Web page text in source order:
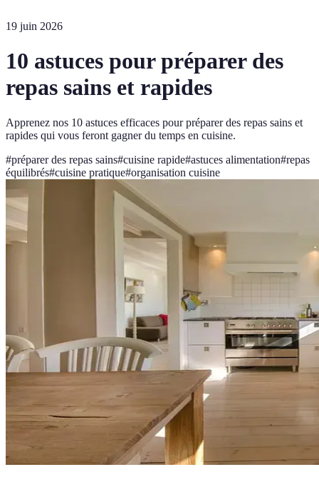
19 juin 2026
10 astuces pour préparer des
repas sains et rapides
Apprenez nos 10 astuces efficaces pour préparer des repas sains et
rapides qui vous feront gagner du temps en cuisine.
#préparer des repas sains#cuisine rapide#astuces alimentation#repas
équilibrés#cuisine pratique#organisation cuisine